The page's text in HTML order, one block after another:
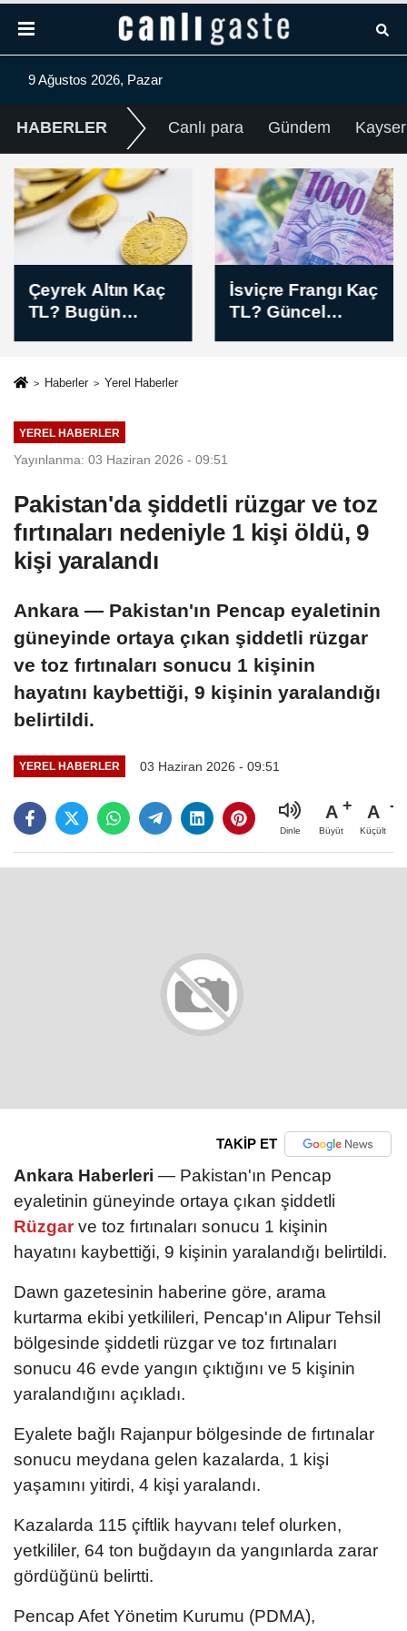
9 Ağustos 2026, Pazar
HABERLER Canlı para Gündem
Çeyrek Altın Kaç
TL? Bugün
(09 Ağustos 2026)
İsviçre Frangı Kaç
TL? Güncel
Haberler Yerel Haberler
YEREL HABERLER
Yayınlanma: 03 Haziran 2026 - 09:51
Pakistan'da şiddetli rüzgar ve toz
fırtınaları nedeniyle 1 kişi öldü, 9
kişi yaralandı
Ankara — Pakistan'ın Pencap eyaletinin
güneyinde ortaya çıkan şiddetli rüzgar
ve toz fırtınaları sonucu 1 kişinin
hayatını kaybettiği, 9 kişinin yaralandığı
belirtildi.
YEREL HABERLER 03 Haziran 2026 - 09:51
Dinle
A
Büyüt
A
Küçült
TAKİP ET
Ankara Haberleri — Pakistan'ın Pencap
eyaletinin güneyinde ortaya çıkan şiddetli
Rüzgarve toz fırtınaları sonucu 1 kişinin
hayatını kaybettiği, 9 kişinin yaralandığı belirtildi.
Dawn gazetesinin haberine göre, arama
kurtarma ekibi yetkilileri, Pencap'ın Alipur Tehsil
bölgesinde şiddetli rüzgar ve toz fırtınaları
sonucu 46 evde yangın çıktığını ve 5 kişinin
yaralandığını açıkladı.
Eyalete bağlı Rajanpur bölgesinde de fırtınalar
sonucu meydana gelen kazalarda, 1 kişi
yaşamını yitirdi, 4 kişi yaralandı.
Kazalarda 115 çiftlik hayvanı telef olurken,
yetkililer, 64 ton buğdayın da yangınlarda zarar
gördüğünü belirtti.
Pencap Afet Yönetim Kurumu (PDMA),